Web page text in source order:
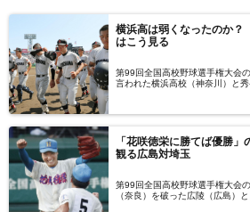
横浜高は弱くなったのか
はこう見る
第99回全国高校野球選手権大会
言われた横浜高校（神奈川）と
年同様、甲子園の大舞台で思う
た。激戦区神奈川を勝ち抜いて
就任3年目の変化とこれからを
『高校野球 神奈川を戦う監督た
イター・大利実氏に寄稿いただい
「花咲徳栄に勝てば優勝
観る広島対埼玉
第99回全国高校野球選手権大会
（奈良）を破った広陵（広島）